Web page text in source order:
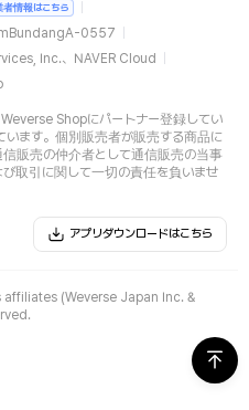
者情報はこちら
0557
Inc.、NAVER Cloud
Shopにパートナー登録してい
ます。個別販売者が販売する商品に
販売の仲介者として通信販売の当事
取引に関して一切の責任を負いませ
アプリダウンロードはこちら
(Weverse Japan Inc. &